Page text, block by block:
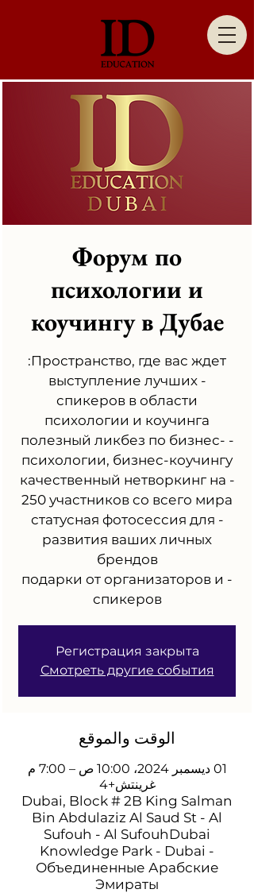
Форум по
психологии и
коучингу в Дубае
- выступление лучших
спикеров в области
- полезный ликбез по бизнес-
- качественный нетворкинг на
- статусная фотосессия для
развития ваших личных
- подарки от организаторов и
спикеров
Регистрация закрыта
Смотреть другие события
الوقت والموقع
01 ديسمبر 2024، 10:00 ص – 7:00 م
غرينتش+4
Dubai, Block # 2B King Salman
Bin Abdulaziz Al Saud St - Al
Sufouh - Al SufouhDubai
Knowledge Park - Dubai -
Объединенные Арабские
Эмираты